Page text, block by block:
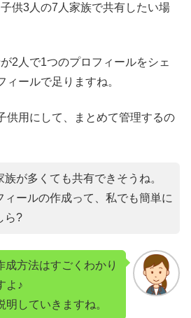
供3人の7人家族で共有したい場
2人で1つのプロフィールをシェ
ールで足りますね。
供用にして、まとめて管理するの
族が多くても共有できそうね。
ィールの作成って、私でも簡単に
ら?
成方法はすごくわかり
よ♪
していきますね。